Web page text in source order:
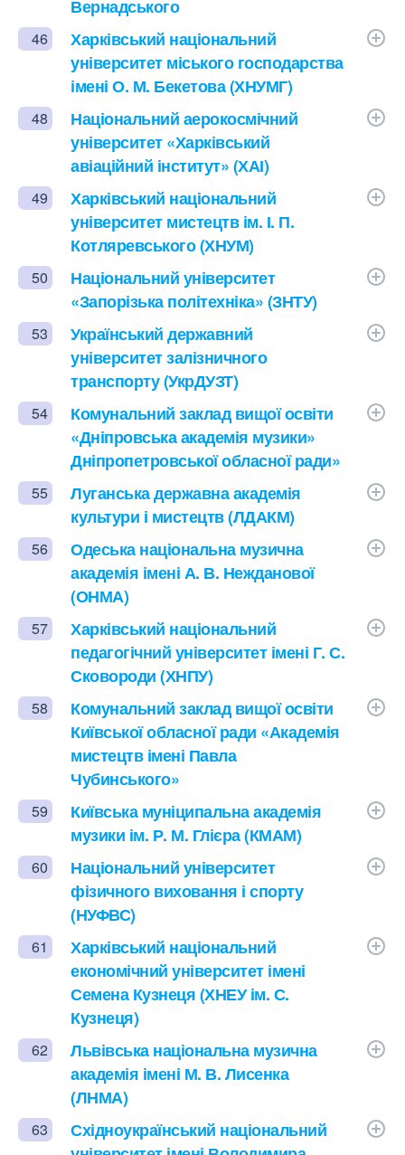
Вернадського
46
Харківський національний
університет міського господарства
імені О. М. Бекетова (ХНУМГ)
48
Національний аерокосмічний
університет «Харківський
авіаційний інститут» (ХАІ)
49
Харківський національний
університет мистецтв ім. І. П.
Котляревського (ХНУМ)
50
Національний університет
«Запорізька політехніка» (ЗНТУ)
53
Український державний
університет залізничного
транспорту (УкрДУЗТ)
54
Комунальний заклад вищої освіти
«Дніпровська академія музики»
Дніпропетровської обласної ради»
55
Луганська державна академія
культури і мистецтв (ЛДАКМ)
56
Одеська національна музична
академія імені А. В. Нежданової
(ОНМА)
57
Харківський національний
педагогічний університет імені Г. С.
Сковороди (ХНПУ)
58
Комунальний заклад вищої освіти
Київської обласної ради «Академія
мистецтв імені Павла
Чубинського»
59
Київська муніципальна академія
музики ім. Р. М. Глієра (КМАМ)
60
Національний університет
фізичного виховання і спорту
(НУФВС)
61
Харківський національний
економічний університет імені
Семена Кузнеця (ХНЕУ ім. С.
Кузнеця)
62
Львівська національна музична
академія імені М. В. Лисенка
(ЛНМА)
63
Східноукраїнський національний